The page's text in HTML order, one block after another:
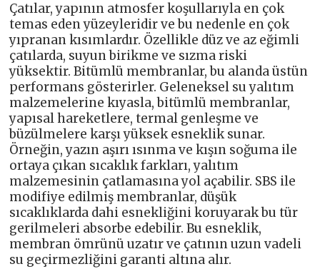
Çatılar, yapının atmosfer koşullarıyla en çok
temas eden yüzeyleridir ve bu nedenle en çok
yıpranan kısımlardır. Özellikle düz ve az eğimli
çatılarda, suyun birikme ve sızma riski
yüksektir. Bitümlü membranlar, bu alanda üstün
performans gösterirler. Geleneksel su yalıtım
malzemelerine kıyasla, bitümlü membranlar,
yapısal hareketlere, termal genleşme ve
büzülmelere karşı yüksek esneklik sunar.
Örneğin, yazın aşırı ısınma ve kışın soğuma ile
ortaya çıkan sıcaklık farkları, yalıtım
malzemesinin çatlamasına yol açabilir. SBS ile
modifiye edilmiş membranlar, düşük
sıcaklıklarda dahi esnekliğini koruyarak bu tür
gerilmeleri absorbe edebilir. Bu esneklik,
membran ömrünü uzatır ve çatının uzun vadeli
su geçirmezliğini garanti altına alır.